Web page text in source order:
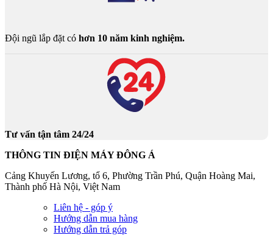
Đội ngũ lắp đặt có hơn 10 năm kinh nghiệm.
Tư vấn tận tâm 24/24
THÔNG TIN ĐIỆN MÁY ĐÔNG Á
Cảng Khuyến Lương, tổ 6, Phường Trần Phú, Quận Hoàng Mai,
Thành phố Hà Nội, Việt Nam
Liên hệ - góp ý
Hướng dẫn mua hàng
Hướng dẫn trả góp